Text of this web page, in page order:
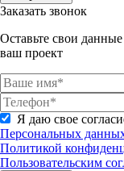
Заказать звонок
Оставьте свои
ваш проект
Я даю свое
Персональных
Политикой
Пользовательским